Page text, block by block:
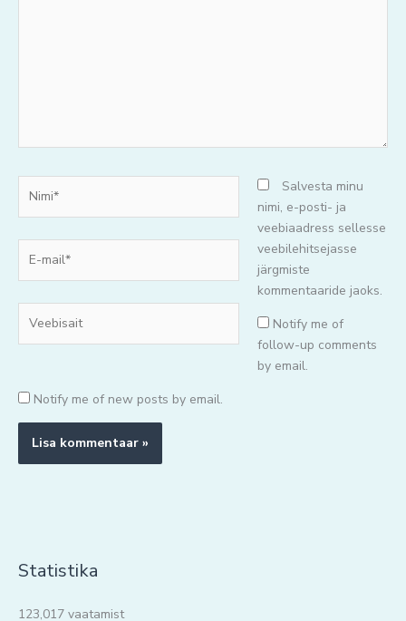
mail*
Salvesta minu
nimi, e-posti- ja
veebiaadress sellesse
veebilehitsejasse
järgmiste
kommentaaride jaoks.
Notify me of
follow-up comments
by email.
Notify me of new posts by email.
Statistika
123,017 vaatamist